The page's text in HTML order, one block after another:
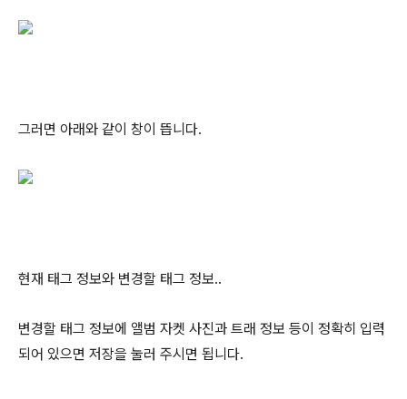
그러면 아래와 같이 창이 뜹니다.
현재 태그 정보와 변경할 태그 정보..
변경할 태그 정보에 앨범 자켓 사진과 트래 정보 등이 정확히 입력
되어 있으면 저장을 눌러 주시면 됩니다.